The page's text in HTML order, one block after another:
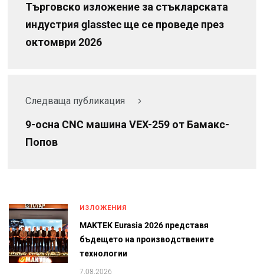
Търговско изложение за стъкларската
индустрия glasstec ще се проведе през
октомври 2026
Следваща публикация
9-осна CNC машина VEX-259 от Бамакс-
Попов
ИЗЛОЖЕНИЯ
MAKTEK Eurasia 2026 представя
бъдещето на производствените
технологии
7.08.2026